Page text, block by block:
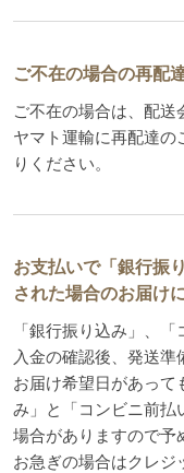
ご不在の場合の再配
ご不在の場合は、配送
ヤマト運輸に再配達の
りください。
お支払いで「銀行振
された場合のお届け
「銀行振り込み」、
入金の確認後、発送準
お届け希望日があって
み」と「コンビニ前払
場合がありますので予
お急ぎの場合はクレ